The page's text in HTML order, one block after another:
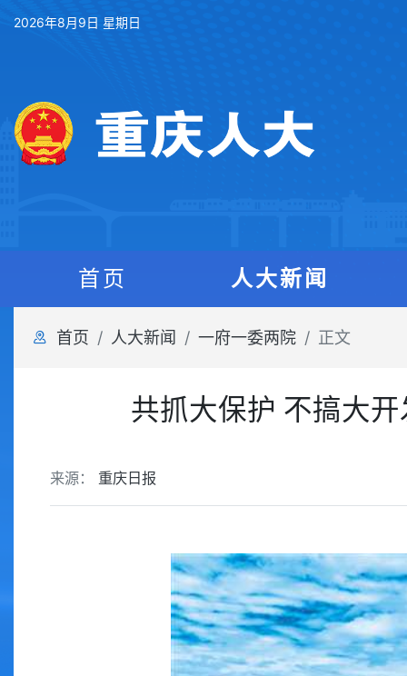
2026年8月9日 星期日
首页 人大新闻
首页 人大新闻 一府一委两院 正文
共抓大保护 不搞大
来源： 重庆日报